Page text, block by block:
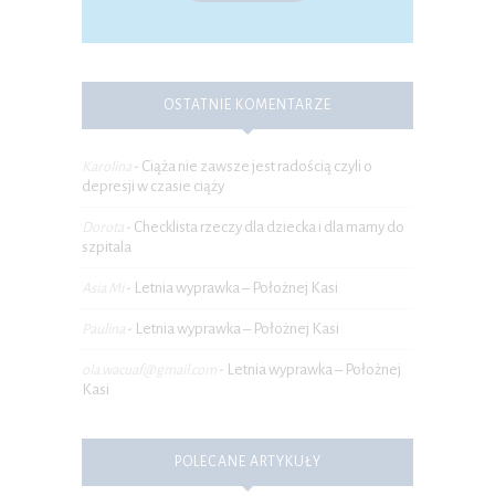
OSTATNIE KOMENTARZE
Karolina - Ciąża nie zawsze jest radością czyli o
depresji w czasie ciąży
Dorota - Checklista rzeczy dla dziecka i dla mamy do
szpitala
Asia Mi - Letnia wyprawka – Położnej Kasi
Paulina - Letnia wyprawka – Położnej Kasi
ola.wacuaf@gmail.com - Letnia wyprawka – Położnej
Kasi
POLECANE ARTYKUŁY